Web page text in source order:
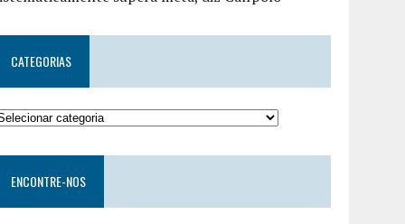
CATEGORIAS
ENCONTRE-NOS